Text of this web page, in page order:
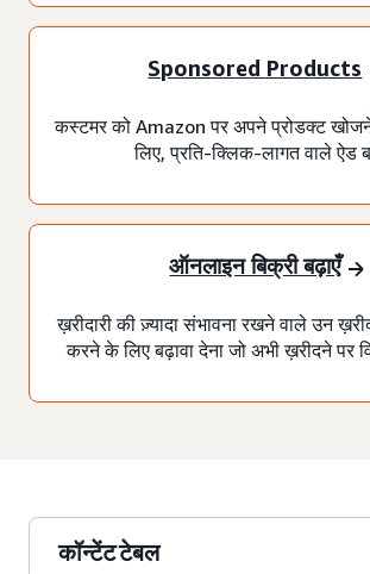
Sponsored Products
कस्टमर को Amazon पर अपने प्रोडक्ट
लिए, प्रति-क्लिक-लागत वाले ऐड
ऑनलाइन बिक्री बढ़ाएँ
ख़रीदारी की ज़्यादा संभावना रखने वाले उन
करने के लिए बढ़ावा देना जो अभी ख़रीदने पर
कॉन्टेंट टेबल